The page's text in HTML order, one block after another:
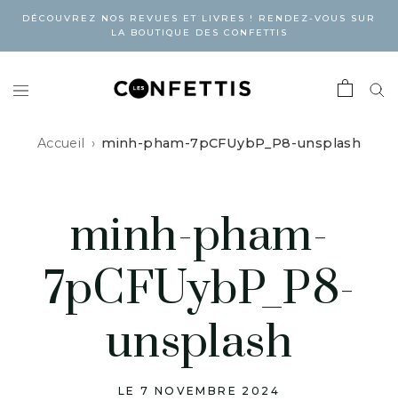
DÉCOUVREZ NOS REVUES ET LIVRES ! RENDEZ-VOUS SUR
LA BOUTIQUE DES CONFETTIS
Accueil minh-pham-7pCFUybP_P8-unsplash
minh-pham-
7pCFUybP_P8-
unsplash
LE 7 NOVEMBRE 2024